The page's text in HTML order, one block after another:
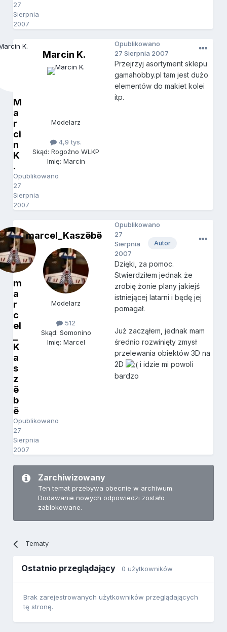
27
Sierpnia
2007
M
a
r
ci
n
K
.
Opublikowano
27
Sierpnia
2007
Marcin K.
Modelarz
4,9 tys.
Skąd: Rogoźno WLKP
Imię: Marcin
Opublikowano
27 Sierpnia 2007
Przejrzyj asortyment sklepu
gamahobby.pl tam jest dużo
elementów do makiet kolei
itp.
m
a
r
c
el
K
a
s
z
ë
b
ë
Opublikowano
27
Sierpnia
2007
marcel_Kaszëbë
Modelarz
512
Skąd: Somonino
Imię: Marcel
Autor
Opublikowano
27
Sierpnia
2007
Dzięki, za pomoc.
Stwierdziłem jednak że
zrobię żonie plany jakiejś
istniejącej latarni i będę jej
pomagał.
Już zacząłem, jednak mam
średnio rozwinięty zmysł
przelewania obiektów 3D na
2D
i idzie mi powoli
bardzo
Zarchiwizowany
Ten temat przebywa obecnie w archiwum.
Dodawanie nowych odpowiedzi zostało
zablokowane.
Tematy
Ostatnio przeglądający 0 użytkowników
Brak zarejestrowanych użytkowników przeglądających
tę stronę.